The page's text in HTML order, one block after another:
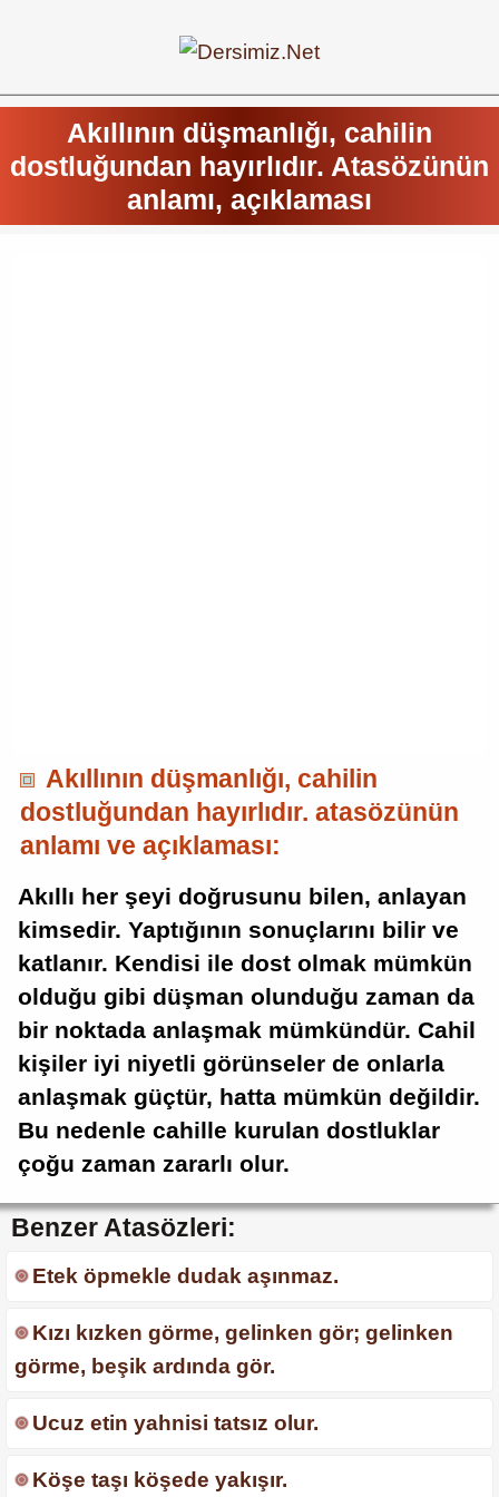
Akıllının düşmanlığı, cahilin
dostluğundan hayırlıdır. Atasözünün
anlamı, açıklaması
Akıllının düşmanlığı, cahilin
dostluğundan hayırlıdır. atasözünün
anlamı ve açıklaması:
Akıllı her şeyi doğrusunu bilen, anlayan
kimsedir. Yaptığının sonuçlarını bilir ve
katlanır. Kendisi ile dost olmak mümkün
olduğu gibi düşman olunduğu zaman da
bir noktada anlaşmak mümkündür. Cahil
kişiler iyi niyetli görünseler de onlarla
anlaşmak güçtür, hatta mümkün değildir.
Bu nedenle cahille kurulan dostluklar
çoğu zaman zararlı olur.
Benzer Atasözleri:
Etek öpmekle dudak aşınmaz.
Kızı kızken görme, gelinken gör; gelinken
görme, beşik ardında gör.
Ucuz etin yahnisi tatsız olur.
Köşe taşı köşede yakışır.